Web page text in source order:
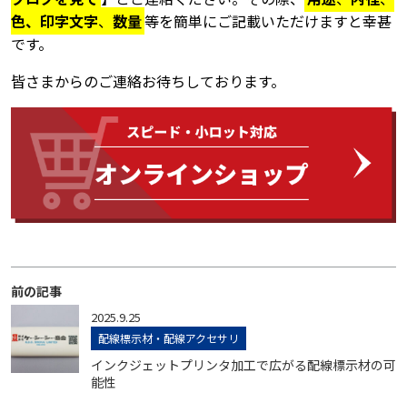
色、印字文字、 数量等を簡単にご記載いただけますと幸甚
です。
皆さまからのご連絡お待ちしております。
前の記事
2025.9.25
配線標示材・配線アクセサリ
インクジェットプリンタ加工で広がる配線標示材の可
能性